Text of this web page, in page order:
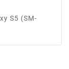
S5 (SM-